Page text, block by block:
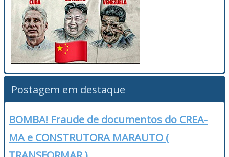
Postagem em destaque
BOMBA! Fraude de documentos do CREA-
MA e CONSTRUTORA MARAUTO (